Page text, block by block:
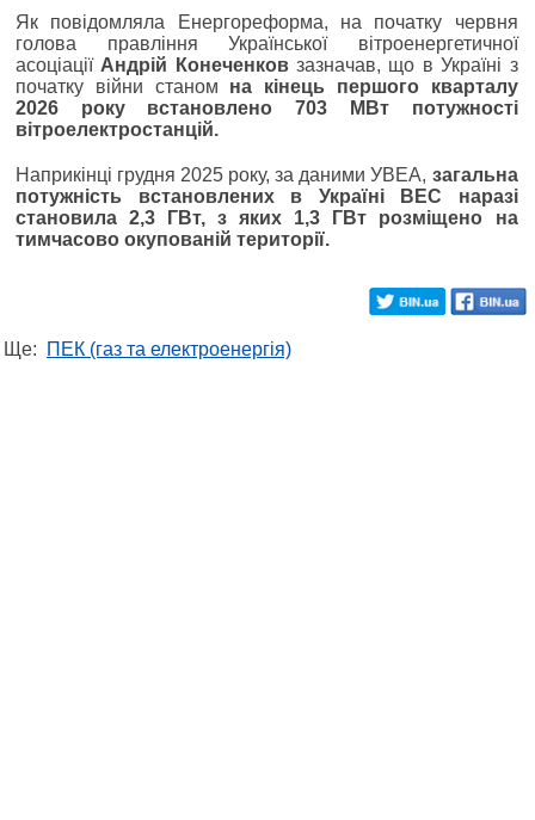
Як повідомляла Енергореформа, на початку червня
голова правління Української вітроенергетичної
асоціації Андрій Конеченковзазначав, що в Україні з
початку війни станом на кінець першого кварталу
2026 року встановлено 703 МВт потужності
вітроелектростанцій.
Наприкінці грудня 2025 року, за даними УВЕА, загальна
потужність встановлених в Україні ВЕС наразі
становила 2,3 ГВт, з яких 1,3 ГВт розміщено на
тимчасово окупованій території.
Ще: ПЕК (газ та електроенергія)